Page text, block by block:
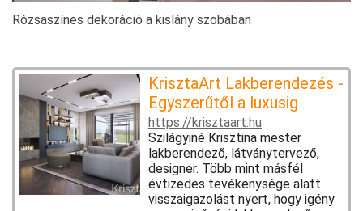
Rózsaszínes dekoráció a kislány szobában
KrisztaArt Lakberendezés -
Egyszerűtől a luxusig
https://krisztaart.hu
Szilágyiné Krisztina mester
lakberendező, látványtervező,
designer. Több mint másfél
évtizedes tevékenysége alatt
visszaigazolást nyert, hogy igény